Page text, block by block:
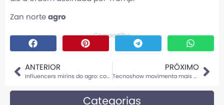
Zan norte agro
Compartilhe
ANTERIOR
Influencers mirins do agro: como crianças transformaram a rotina rural em sucesso na internet
PRÓXIMO
Tecnoshow movimenta mais de R$ 10 bilhões em negócios para o agro brasileiro e recebe público recorde em 2025
Categorias